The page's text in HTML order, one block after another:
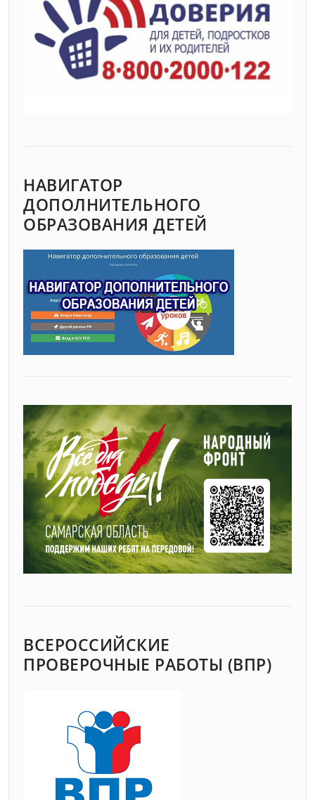
НАВИГАТОР
ДОПОЛНИТЕЛЬНОГО
ОБРАЗОВАНИЯ ДЕТЕЙ
ВСЕРОССИЙСКИЕ
ПРОВЕРОЧНЫЕ РАБОТЫ (ВПР)